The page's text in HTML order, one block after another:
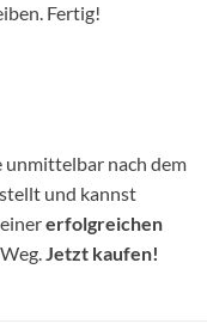
Fertig!
unmittelbar nach dem
und kannst
erfolgreichen
Jetzt kaufen!